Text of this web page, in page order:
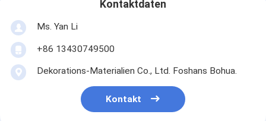
Kontaktdaten
Ms. Yan Li
+86 13430749500
Dekorations-Materialien Co., Ltd. Foshans Bohua.
Kontakt